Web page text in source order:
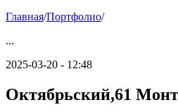
Главная/Портфолио/
...
2025-03-20 - 12:48
Октябрьский,61